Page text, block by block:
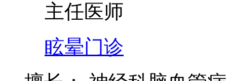
眩晕门诊
擅长：神经科脑血管